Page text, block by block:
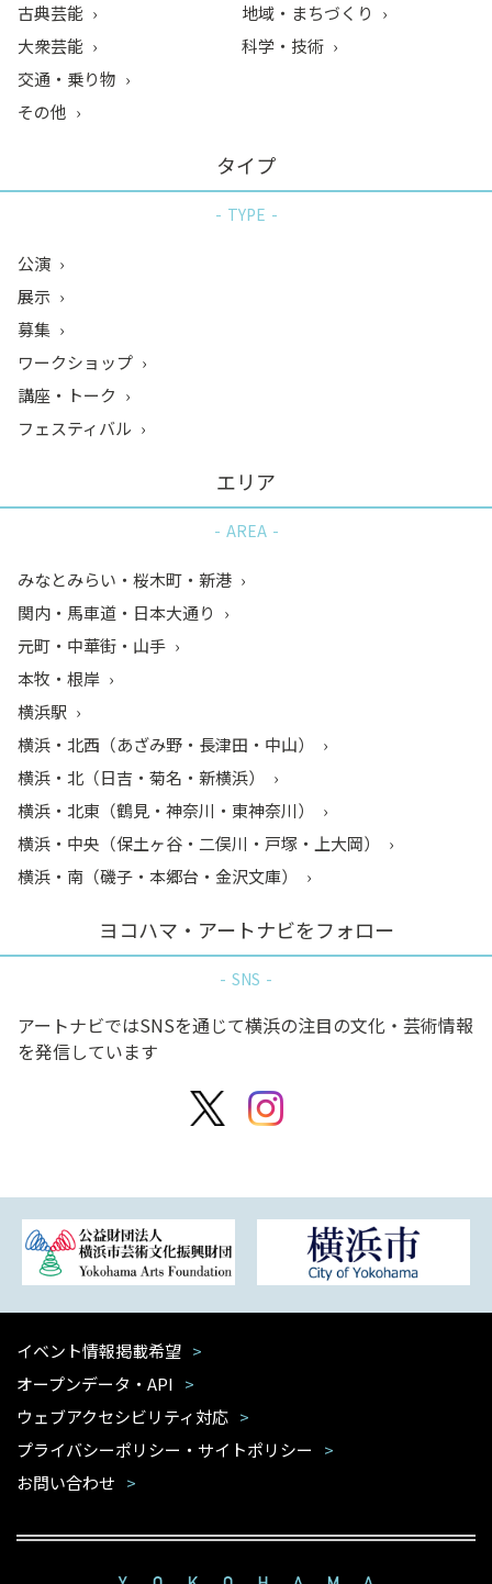
古典芸能
大衆芸能
地域・まちづくり
科学・技術
交通・乗り物
その他
タイプ
TYPE
公演
展示
募集
ワークショップ
講座・トーク
フェスティバル
エリア
AREA
みなとみらい・桜木町・新港
関内・馬車道・日本大通り
元町・中華街・山手
本牧・根岸
横浜駅
横浜・北西（あざみ野・長津田・中山）
横浜・北（日吉・菊名・新横浜）
横浜・北東（鶴見・神奈川・東神奈川）
横浜・中央（保土ヶ谷・二俣川・戸塚・上大岡）
横浜・南（磯子・本郷台・金沢文庫）
ヨコハマ・アートナビをフォロー
SNS
アートナビではSNSを通じて横浜の注目の文化・芸術情報
を発信しています
イベント情報掲載希望
オープンデータ・API
ウェブアクセシビリティ対応
プライバシーポリシー・サイトポリシー
お問い合わせ